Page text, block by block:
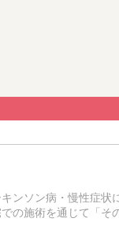
ンソン病・慢性症状
の施術を通じて「そ